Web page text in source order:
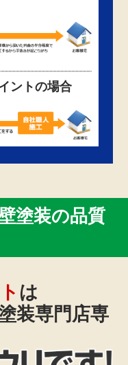
ントの場合
塗装の品質
は
装専門店専